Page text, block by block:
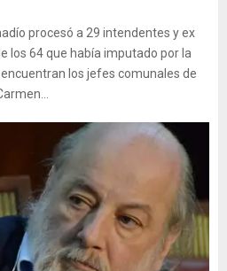
procesó a 29 intendentes y ex
los 64 que había imputado por la
encuentran los jefes comunales de